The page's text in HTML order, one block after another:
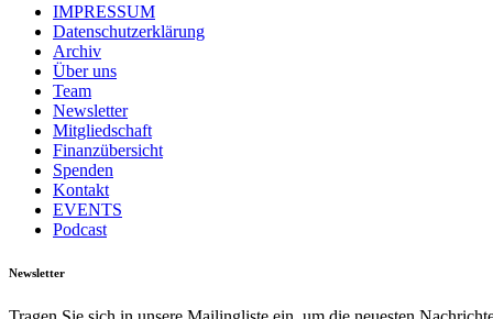
IMPRESSUM
Datenschutzerklärung
Archiv
Über uns
Team
Newsletter
Mitgliedschaft
Finanzübersicht
Spenden
Kontakt
EVENTS
Podcast
Newsletter